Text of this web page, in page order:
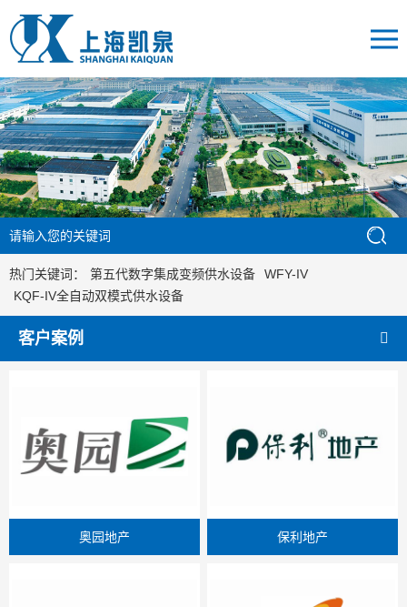
热门关键词： 第五代数字集成变频供水设备
WFY-IV
KQF-IV全自动双模式供水设备
客户案例
奥园地产 保利地产